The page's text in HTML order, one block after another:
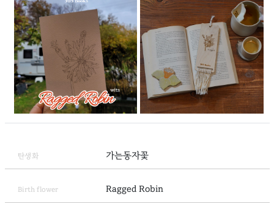
탄생화 가는동자꽃
Birth flower Ragged Robin